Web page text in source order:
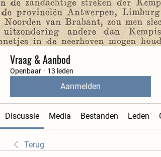
Vraag & Aanbod
Openbaar · 13 leden
Aanmelden
Discussie Media Bestanden Leden
Terug